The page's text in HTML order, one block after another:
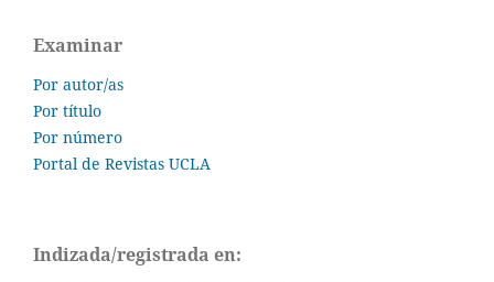
Examinar
Por autor/as
Por título
Por número
Portal de Revistas UCLA
Indizada/registrada en: